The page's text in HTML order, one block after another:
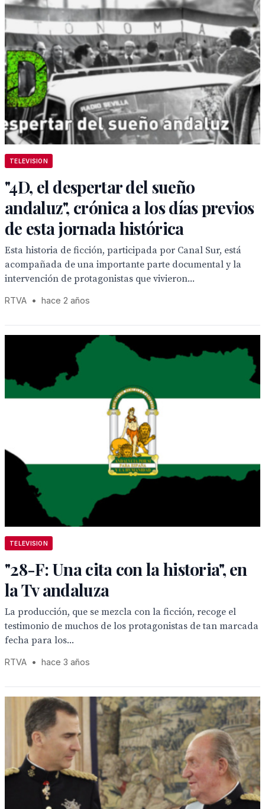
TELEVISION
"4D, el despertar del sueño
andaluz", crónica a los días previos
de esta jornada histórica
Esta historia de ficción, participada por Canal Sur, está
acompañada de una importante parte documental y la
intervención de protagonistas que vivieron...
RTVA • hace 2 años
TELEVISION
"28-F: Una cita con la historia", en
la Tv andaluza
La producción, que se mezcla con la ficción, recoge el
testimonio de muchos de los protagonistas de tan marcada
fecha para los...
RTVA • hace 3 años